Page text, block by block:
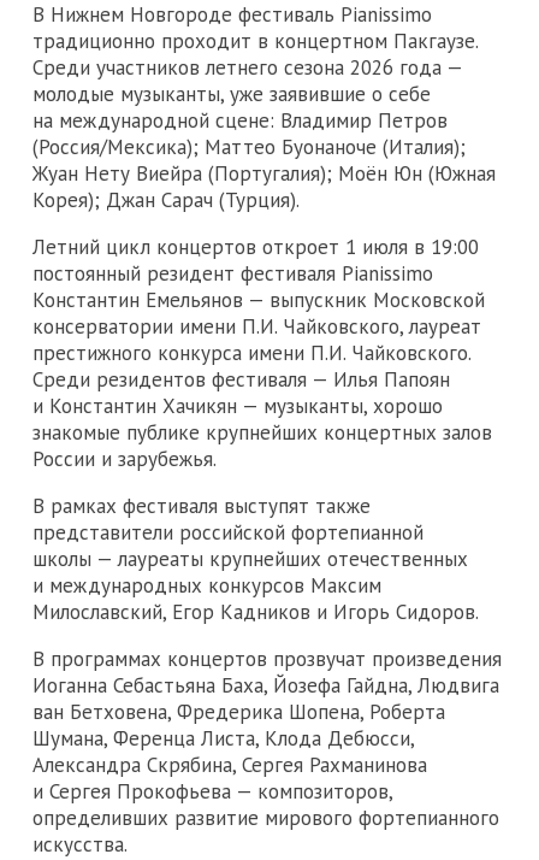
В Нижнем Новгороде фестиваль Pianissimo
традиционно проходит в концертном Пакгаузе.
Среди участников летнего сезона 2026 года —
молодые музыканты, уже заявившие о себе
на международной сцене: Владимир Петров
(Россия/Мексика); Маттео Буонаноче (Италия);
Жуан Нету Виейра (Португалия); Моён Юн (Южная
Корея); Джан Сарач (Турция).
Летний цикл концертов откроет 1 июля в 19:00
постоянный резидент фестиваля Pianissimo
Константин Емельянов — выпускник Московской
консерватории имени П.И. Чайковского, лауреат
престижного конкурса имени П.И. Чайковского.
Среди резидентов фестиваля — Илья Папоян
и Константин Хачикян — музыканты, хорошо
знакомые публике крупнейших концертных залов
России и зарубежья.
В рамках фестиваля выступят также
представители российской фортепианной
школы — лауреаты крупнейших отечественных
и международных конкурсов Максим
Милославский, Егор Кадников и Игорь Сидоров.
В программах концертов прозвучат произведения
Иоганна Себастьяна Баха, Йозефа Гайдна, Людвига
ван Бетховена, Фредерика Шопена, Роберта
Шумана, Ференца Листа, Клода Дебюсси,
Александра Скрябина, Сергея Рахманинова
и Сергея Прокофьева — композиторов,
определивших развитие мирового фортепианного
искусства.